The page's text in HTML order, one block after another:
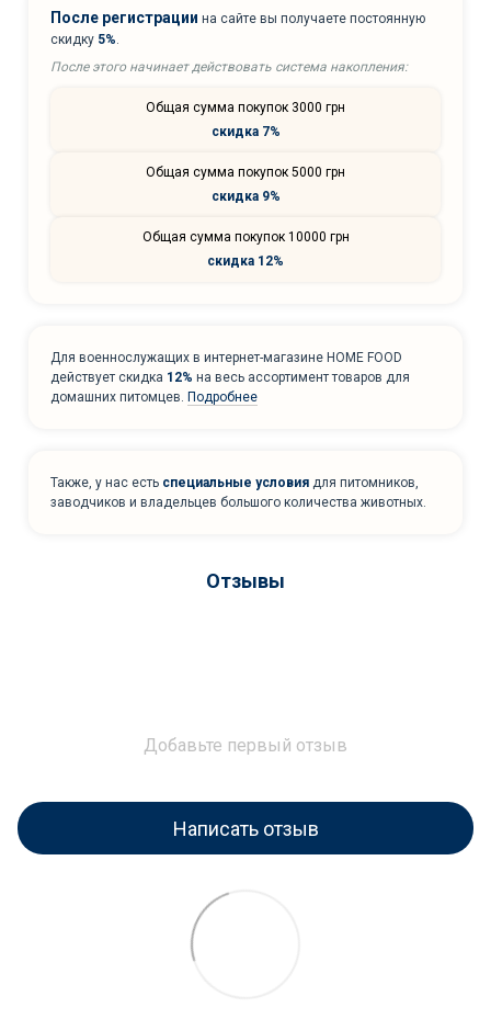
После регистрации на сайте вы получаете постоянную
скидку 5%.
После этого начинает действовать система накопления:
Общая сумма покупок 3000 грн
скидка 7%
Общая сумма покупок 5000 грн
скидка 9%
Общая сумма покупок 10000 грн
скидка 12%
Для военнослужащих в интернет-магазине HOME FOOD
действует скидка 12% на весь ассортимент товаров для
домашних питомцев. Подробнее
Также, у нас есть специальные условия для питомников,
заводчиков и владельцев большого количества животных.
Отзывы
Добавьте первый отзыв
Написать отзыв